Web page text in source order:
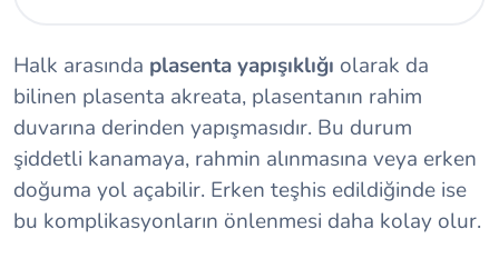
Halk arasında plasenta yapışıklığı olarak da
bilinen plasenta akreata, plasentanın rahim
duvarına derinden yapışmasıdır. Bu durum
şiddetli kanamaya, rahmin alınmasına veya erken
doğuma yol açabilir. Erken teşhis edildiğinde ise
bu komplikasyonların önlenmesi daha kolay olur.